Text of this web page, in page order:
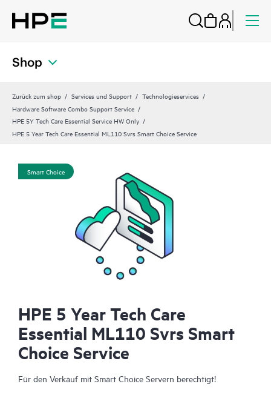
Shop
Zurück zum shop Services und Support
Technologieservices
Hardware Software Combo Support Service
HPE 5Y Tech Care Essential Service HW Only
HPE 5 Year Tech Care Essential ML110 Svrs Smart Choice Service
Smart Choice
HPE 5 Year Tech Care
Essential ML110 Svrs Smart
Choice Service
Für den Verkauf mit Smart Choice Servern berechtigt!